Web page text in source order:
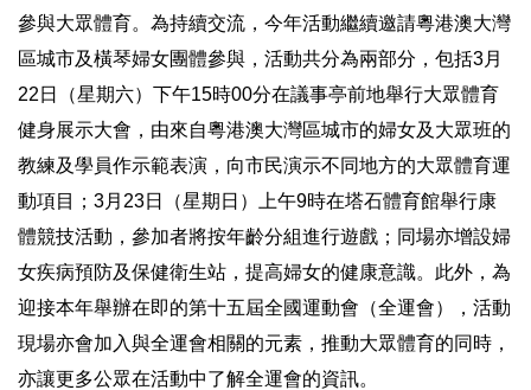
參與大眾體育。為持續交流，今年活動繼續邀請粵港澳大灣
區城市及橫琴婦女團體參與，活動共分為兩部分，包括3月
22日（星期六）下午15時00分在議事亭前地舉行大眾體育
健身展示大會，由來自粵港澳大灣區城市的婦女及大眾班的
教練及學員作示範表演，向市民演示不同地方的大眾體育運
動項目；3月23日（星期日）上午9時在塔石體育館舉行康
體競技活動，參加者將按年齡分組進行遊戲；同場亦增設婦
女疾病預防及保健衛生站，提高婦女的健康意識。此外，為
迎接本年舉辦在即的第十五屆全國運動會（全運會），活動
現場亦會加入與全運會相關的元素，推動大眾體育的同時，
亦讓更多公眾在活動中了解全運會的資訊。